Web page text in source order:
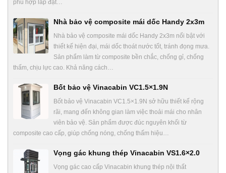
phù hợp lắp đặt…
Nhà bảo vệ composite mái dốc Handy 2x3m
Nhà bảo vệ composite mái dốc Handy 2x3m nổi bật với
thiết kế hiện đại, mái dốc thoát nước tốt, tránh đọng mưa.
Sản phẩm làm từ composite bền chắc, chống gỉ, chống
thấm, chịu lực cao. Khả năng cách…
Bốt bảo vệ Vinacabin VC1.5×1.9N
Bốt bảo vệ Vinacabin VC1.5×1.9N sở hữu thiết kế rộng
rãi, mang đến không gian làm việc thoải mái cho nhân
viên bảo vệ. Sản phẩm được đúc nguyên khối từ
composite cao cấp, giúp chống nóng, chống thấm hiệu…
Vọng gác khung thép Vinacabin VS1.6×2.0
Vọng gác cao cấp Vinacabin khung thép nội thất